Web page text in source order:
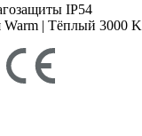
IP54
Warm | Тёплый 3000 K